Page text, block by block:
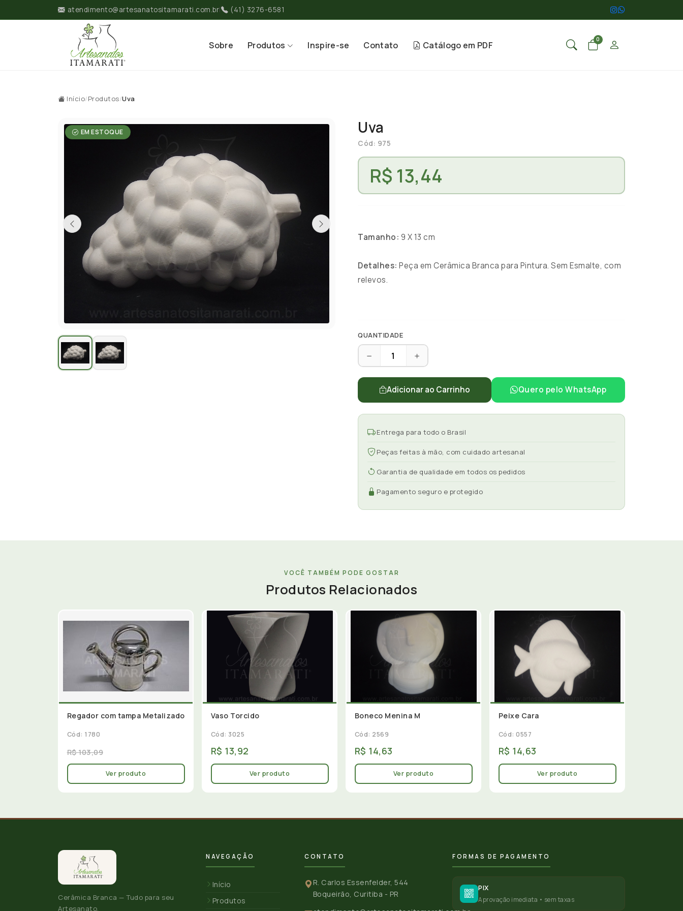
atendimento@artesanatositamarati.com.br| (41) 3276-6581
Sobre Produtos Inspire-se Contato Catálogo em PDF
0
Início/Produtos/Uva
EM ESTOQUE Uva
Cód: 975
R$ 13,44
Tamanho: 9 X 13 cm
Detalhes: Peça em Cerâmica Branca para Pintura. Sem Esmalte, com
relevos.
QUANTIDADE
Adicionar ao Carrinho Quero pelo WhatsApp
Entrega para todo o Brasil
Peças feitas à mão, com cuidado artesanal
Garantia de qualidade em todos os pedidos
Pagamento seguro e protegido
VOCÊ TAMBÉM PODE GOSTAR
Produtos Relacionados
Regador com tampa Metalizado
Cód: 1780
R$ 103,09
Ver produto
Vaso Torcido
Cód: 3025
R$ 13,92
Ver produto
Boneco Menina M
Cód: 2569
R$ 14,63
Ver produto
Peixe Cara
Cód: 0557
R$ 14,63
Ver produto
Cerâmica Branca — Tudo para seu
Artesanato.
NAVEGAÇÃO
Início
Produtos
CONTATO
R. Carlos Essenfelder, 544
Boqueirão, Curitiba - PR
FORMAS DE PAGAMENTO
PIX
Aprovação imediata • sem taxas